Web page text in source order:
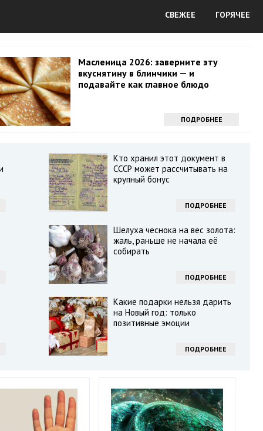
СВЕЖЕЕ ГОРЯЧЕЕ
Масленица 2026: заверните эту
вкуснятину в блинчики — и
подавайте как главное блюдо
ПОДРОБНЕЕ
Кто хранил этот документ в
СССР может рассчитывать на
крупный бонус
ПОДРОБНЕЕ
Шелуха чеснока на вес золота:
жаль, раньше не начала её
собирать
ПОДРОБНЕЕ
Какие подарки нельзя дарить
на Новый год: только
позитивные эмоции
ПОДРОБНЕЕ